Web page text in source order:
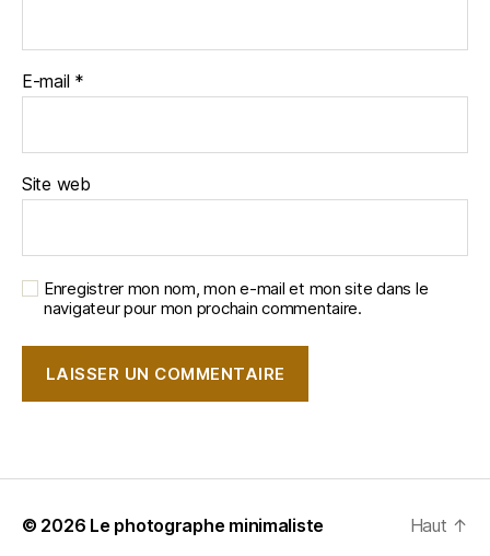
E-mail *
Site web
Enregistrer mon nom, mon e-mail et mon site dans le
navigateur pour mon prochain commentaire.
© 2026 Le photographe minimaliste Haut ↑